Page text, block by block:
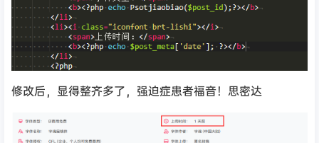
修改后，显得整齐多了，强迫症患者福音！思密达